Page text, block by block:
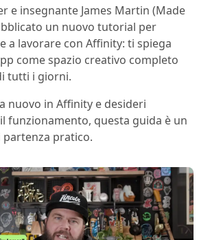
e insegnante James Martin (Made
un nuovo tutorial per
a lavorare con Affinity: ti spiega
come spazio creativo completo
tutti i giorni.
nuovo in Affinity e desideri
funzionamento, questa guida è un
pratico.